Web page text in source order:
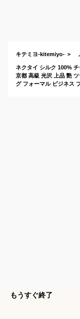
キテミヨ-kitemiyo-
ネクタイ シルク 100%
京都 高級 光沢 上品 艶
グ フォーマル ビジネス
もうすぐ終了